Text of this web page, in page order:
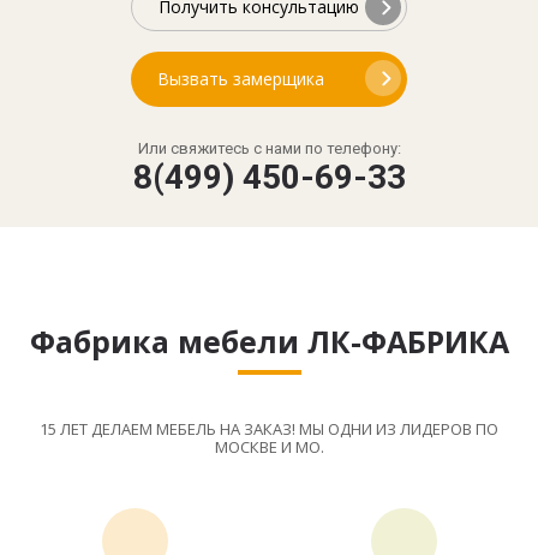
Получить консультацию
Вызвать замерщика
Или свяжитесь с нами по телефону:
8(499) 450-69-33
Фабрика мебели ЛК-ФАБРИКА
15 ЛЕТ ДЕЛАЕМ МЕБЕЛЬ НА ЗАКАЗ! МЫ ОДНИ ИЗ ЛИДЕРОВ ПО
МОСКВЕ И МО.